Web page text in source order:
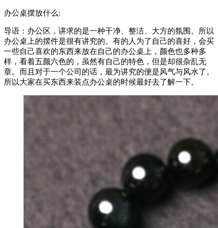
办公桌摆放什么:
导语：办公区，讲求的是一种干净、整洁、大方的氛围。所以
办公桌上的摆件是很有讲究的。有的人为了自己的喜好，会买
一些自己喜欢的东西来放在自己的办公桌上，颜色也多种多
样，看着五颜六色的，虽然有自己的特色，但是却很杂乱无
章。而且对于一个公司的话，最为讲究的便是风气与风水了。
所以大家在买东西来装点办公桌的时候最好去了解一下。